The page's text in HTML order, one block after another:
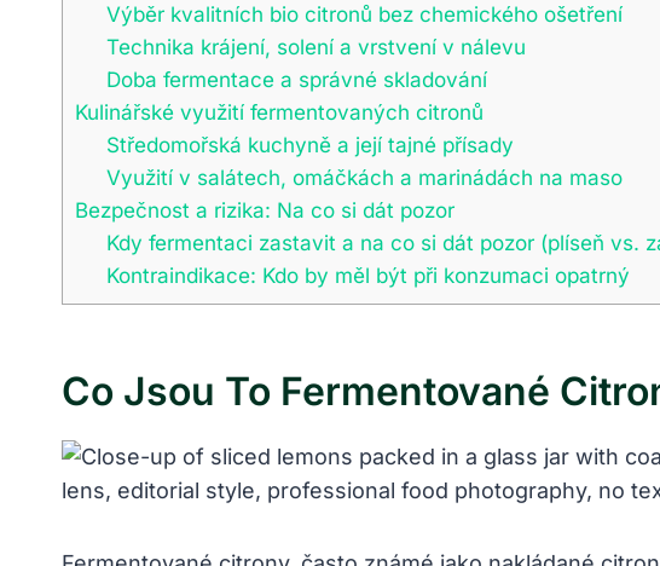
Výběr kvalitních bio citronů bez chemického ošetření
Technika krájení, solení a vrstvení v nálevu
Doba fermentace a správné skladování
Kulinářské využití fermentovaných citronů
Středomořská kuchyně a její tajné přísady
Využití v salátech, omáčkách a marinádách na maso
Bezpečnost a rizika: Na co si dát pozor
Kdy fermentaci zastavit a na co si dát pozor (plíseň vs.
Kontraindikace: Kdo by měl být při konzumaci opatrný
Co Jsou To Fermentované